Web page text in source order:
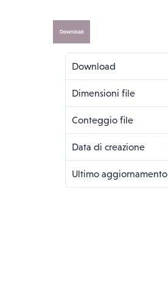
Download
Download
Dimensioni file
Conteggio file
Data di creazione
Ultimo aggiornamento